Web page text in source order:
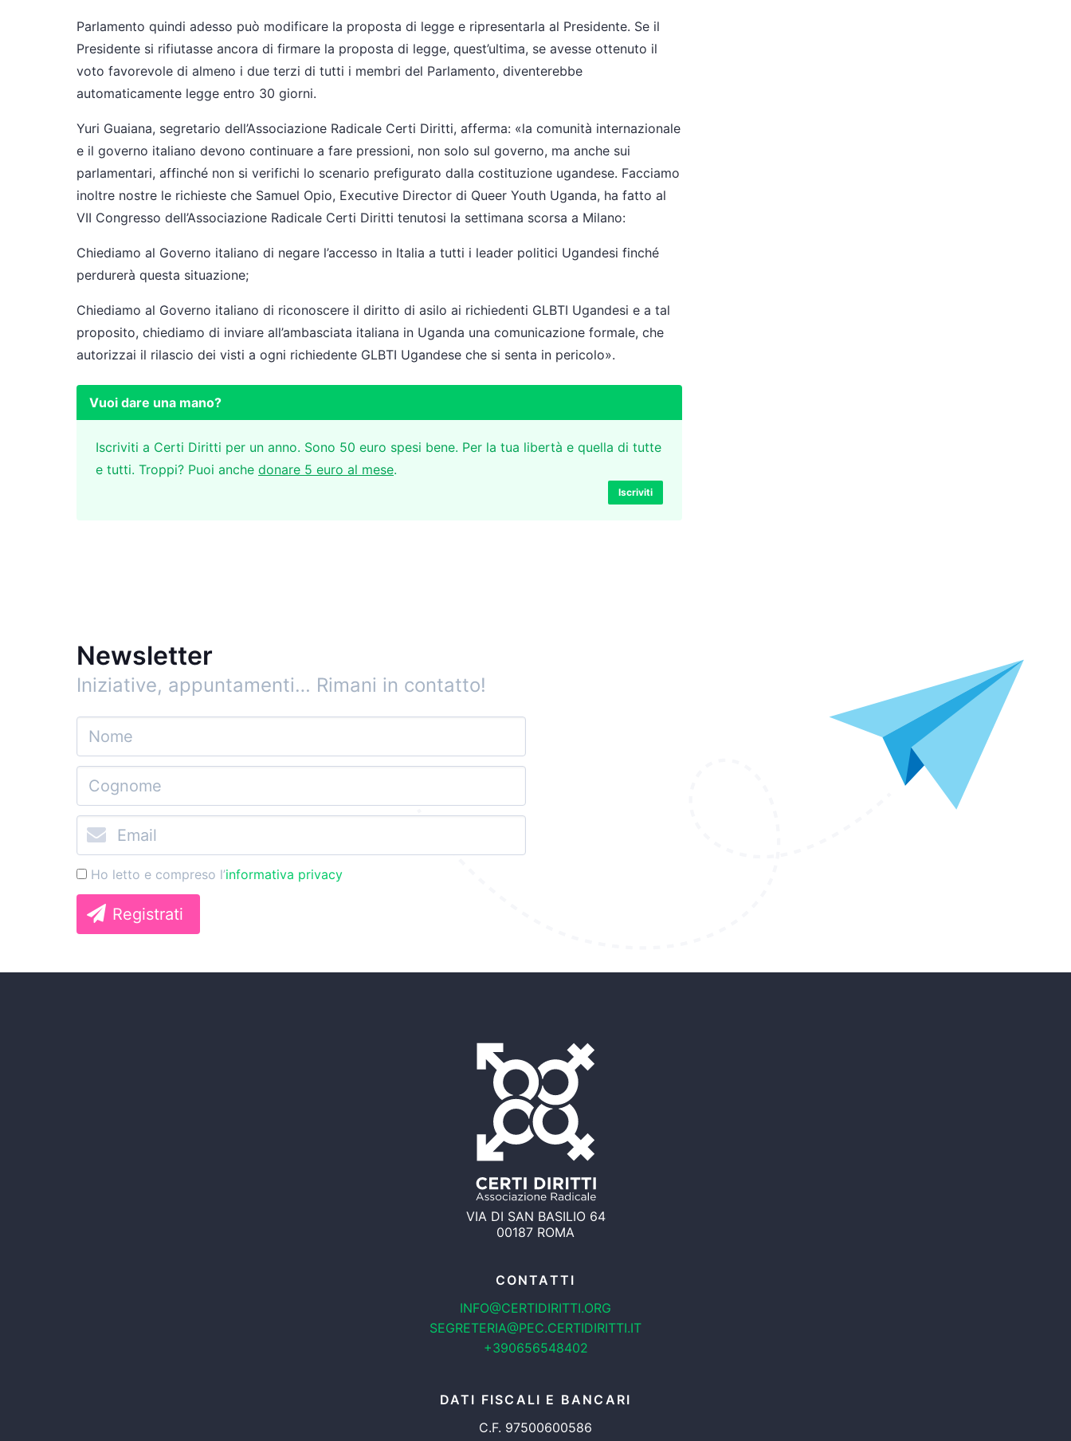
Parlamento quindi adesso può modificare la proposta di legge e ripresentarla al Presidente. Se il
Presidente si rifiutasse ancora di firmare la proposta di legge, quest’ultima, se avesse ottenuto il
voto favorevole di almeno i due terzi di tutti i membri del Parlamento, diventerebbe
automaticamente legge entro 30 giorni.
Yuri Guaiana, segretario dell’Associazione Radicale Certi Diritti, afferma: «la comunità internazionale
e il governo italiano devono continuare a fare pressioni, non solo sul governo, ma anche sui
parlamentari, affinché non si verifichi lo scenario prefigurato dalla costituzione ugandese. Facciamo
inoltre nostre le richieste che Samuel Opio, Executive Director di Queer Youth Uganda, ha fatto al
VII Congresso dell’Associazione Radicale Certi Diritti tenutosi la settimana scorsa a Milano:
Chiediamo al Governo italiano di negare l’accesso in Italia a tutti i leader politici Ugandesi finché
perdurerà questa situazione;
Chiediamo al Governo italiano di riconoscere il diritto di asilo ai richiedenti GLBTI Ugandesi e a tal
proposito, chiediamo di inviare all’ambasciata italiana in Uganda una comunicazione formale, che
autorizzai il rilascio dei visti a ogni richiedente GLBTI Ugandese che si senta in pericolo».
Vuoi dare una mano?
Iscriviti a Certi Diritti per un anno. Sono 50 euro spesi bene. Per la tua libertà e quella di tutte
e tutti. Troppi? Puoi anche donare 5 euro al mese.
Iscriviti
Newsletter
Iniziative, appuntamenti… Rimani in contatto!
Ho letto e compreso l’informativa privacy
Registrati
VIA DI SAN BASILIO 64
00187 ROMA
CONTATTI
INFO@CERTIDIRITTI.ORG
SEGRETERIA@PEC.CERTIDIRITTI.IT
+390656548402
DATI FISCALI E BANCARI
C.F. 97500600586